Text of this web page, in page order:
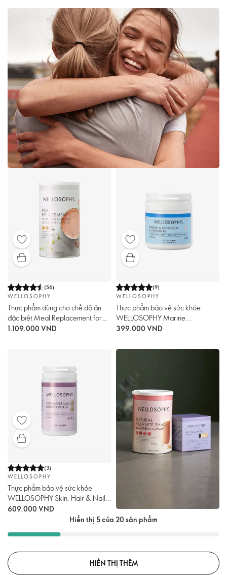
(56)
WELLOSOPHY
Thực phẩm dùng cho chế độ ăn
đặc biệt Meal Replacement for
Weight Control Chocolate
1.109.000 VND
(9)
WELLOSOPHY
Thực phẩm bảo vệ sức khỏe
WELLOSOPHY Marine
Magnesium & Vitamin B6
399.000 VND
(3)
WELLOSOPHY
Thực phẩm bảo vệ sức khỏe
WELLOSOPHY Skin, Hair & Nail
NutriComplex
609.000 VND
Hiển thị 5 của 20 sản phẩm
HIỂN THỊ THÊM